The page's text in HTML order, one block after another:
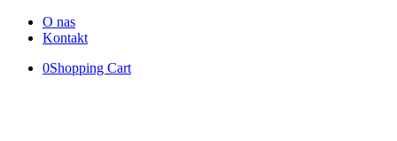
O nas
Kontakt
0Shopping Cart